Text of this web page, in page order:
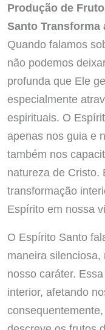
Produção de
Santo Transforma
Quando falamos
não podemos
profunda que Ele
especialmente
espirituais. O
apenas nos guia e
também nos
natureza de Cristo.
transformação
Espírito em nossa
O Espírito Santo
maneira
nosso caráter.
interior, afetando